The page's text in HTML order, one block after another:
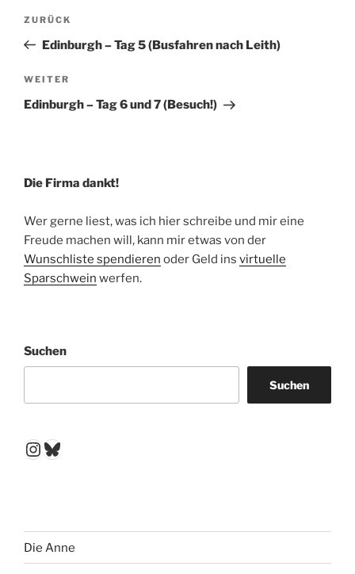
Beitragsnavigation
Vorheriger
Beitrag
ZURÜCK
Edinburgh – Tag 5 (Busfahren nach Leith)
Nächster
Beitrag
WEITER
Edinburgh – Tag 6 und 7 (Besuch!)
Die Firma dankt!
Wer gerne liest, was ich hier schreibe und mir eine
Freude machen will, kann mir etwas von der
Wunschliste spendieren oder Geld ins virtuelle
Sparschwein werfen.
Suchen
Suchen
Instagram
Bluesky
Die Anne